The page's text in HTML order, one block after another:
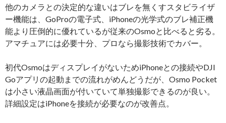
他のカメラとの決定的な違いはブレを無くすスタビライザ
ー機能は、GoProの電子式、iPhoneの光学式のブレ補正機
能より圧倒的に優れているが従来のOsmoと比べると劣る。
アマチュアには必要十分、プロなら撮影技術でカバー。
初代OsmoはディスプレイがないためiPhoneとの接続やDJI
Goアプリの起動までの流れがめんどうだが、Osmo Pocket
は小さい液晶画面が付いていて単独撮影できるのが良い。
詳細設定はiPhoneを接続が必要なのが改善点。